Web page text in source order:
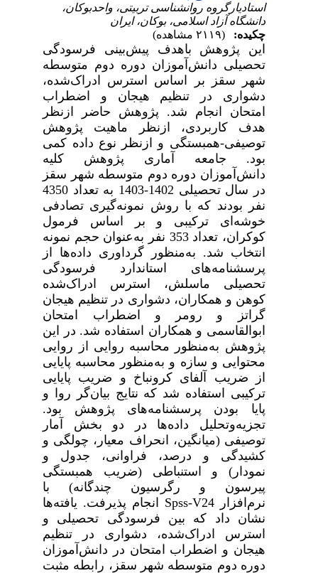
استادیارگروه روانشناسی تربیتی، واحدبوکان،
دانشگاه آزاد اسلامی، بوکان، ایران
چکیده:
این پژوهش باهدف پیش‌بینی فرسودگی
تحصیلی دانش‌آموزان دوره دوم متوسطه
شهر سقز بر اساس استرس ادراک‌شده،
دشواری در تنظیم هیجان و اضطراب
امتحان انجام شد. پژوهش حاضر ازنظر
هدف کاربردی، ازنظر ماهیت پژوهش
توصیفی-همبستگی و ازنظر نوع داده کمی
بود. جامعه آماری پژوهش کلیه‌
دانش‌آموزان دوره دوم متوسطه شهر سقز
در سال تحصیلی 1402-1403 به تعداد 4350
نفر بودند که با روش نمونه‌گیری تصادفی
خوشه‌ای ترکیبی و بر اساس فرمول
کوکران، تعداد 353 نفر به‌عنوان حجم نمونه
انتخاب شد. به‌منظور گرداوری داده‌ها از
پرسشنامه‌های استاندارد فرسودگی
تحصیلی ماسلش، استرس ادراک‌شده
کوهن و همکاران، دشواری‌ در تنظیم هیجان
گراتز و رومر و اضطراب امتحان
ابوالقاسمی و همکاران استفاده شد. در این
پژوهش به‌منظور محاسبه روایی از روایی
محتوایی و سازه و به‌منظور محاسبه پایایی
از ضریب آلفای کرونباخ و ضریب پایایی
ترکیبی استفاده شد که نتایج بیان‌گر روا و
پایا بودن پرسشنامه‌های پژوهش بود.
تجزیه‌وتحلیل داده‌ها در دو بخش آمار
توصیفی (میانگین، انحراف معیار، چولگی و
کشیدگی و درصد، فراوانی، جدول و
نمودار) و استنباطی (ضریب همبستگی
پیرسون و رگرسیون چندگانه) با
نرم‌افزارSpss-V24انجام پذیرفت. یافته‌ها
نشان داد که بین فرسودگی تحصیلی و
استرس ادراک‌شده، دشواری در تنظیم
هیجان و اضطراب امتحان در دانش‌آموزان
دوره دوم متوسطه شهر سقز، رابطه مثبت